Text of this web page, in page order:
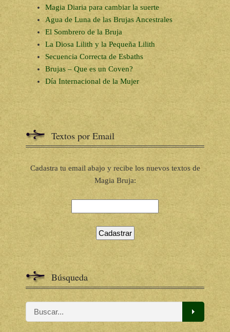
Magia Diaria para cambiar la suerte
Agua de Luna de las Brujas Ancestrales
El Sombrero de la Bruja
La Diosa Lilith y la Pequeña Lilith
Secuencia Correcta de Esbaths
Brujas – Que es un Coven?
Día Internacional de la Mujer
Textos por Email
Cadastra tu email abajo y recibe los nuevos textos de
Magia Bruja:
Búsqueda